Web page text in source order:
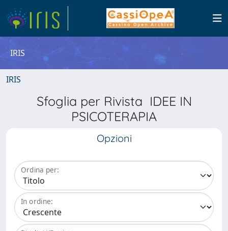
IRIS
IRIS
Sfoglia per Rivista IDEE IN
PSICOTERAPIA
Opzioni
Ordina per:
In ordine: